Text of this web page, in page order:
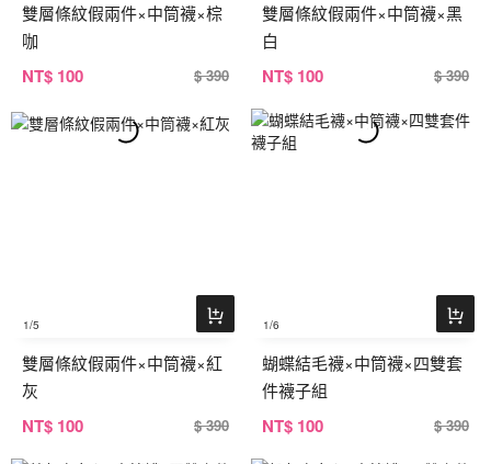
雙層條紋假兩件×中筒襪×棕
咖
NT$ 100 $ 390
雙層條紋假兩件×中筒襪×黑
白
NT$ 100 $ 390
1/5
雙層條紋假兩件×中筒襪×紅
灰
NT$ 100 $ 390
1/6
蝴蝶結毛襪×中筒襪×四雙套
件襪子組
NT$ 100 $ 390